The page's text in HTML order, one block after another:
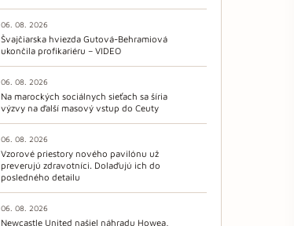
06. 08. 2026
Švajčiarska hviezda Gutová-Behramiová
ukončila profikariéru – VIDEO
06. 08. 2026
Na marockých sociálnych sieťach sa šíria
výzvy na ďalší masový vstup do Ceuty
06. 08. 2026
Vzorové priestory nového pavilónu už
preverujú zdravotníci. Dolaďujú ich do
posledného detailu
06. 08. 2026
Newcastle United našiel náhradu Howea,